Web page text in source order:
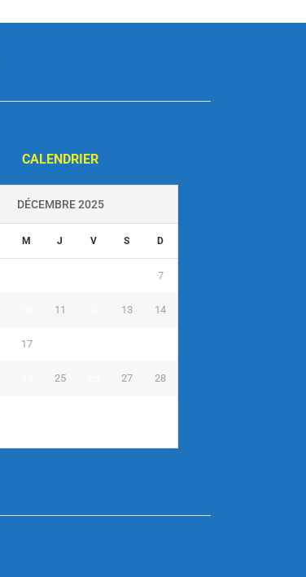
CALENDRIER
DÉCEMBRE 2025
M J V S D
7
11 13 14
17
25 27 28